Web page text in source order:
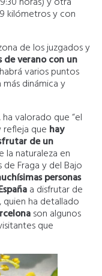
kilómetros y con
de los juzgados y
de verano con un
varios puntos
dinámica y
valorado que “el
que hay
de un
la naturaleza en
de Fraga y del Bajo
personas
a disfrutar de
quien ha detallado
son algunos
que